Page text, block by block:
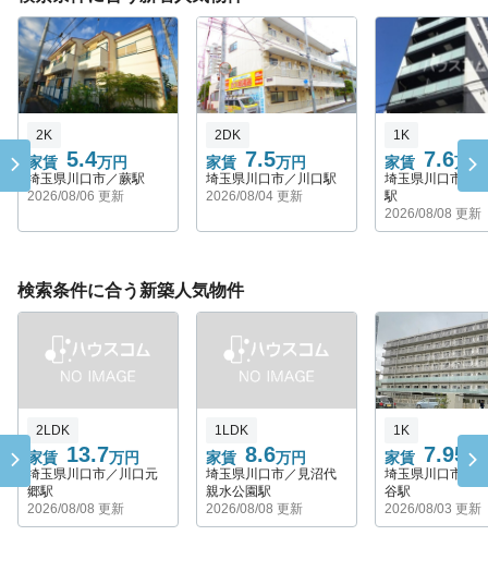
2K
家賃 5.4万円
埼玉県川口市／蕨駅
2026/08/06 更新
2DK
家賃 7.5万円
埼玉県川口市／川口駅
2026/08/04 更新
1K
家賃 7.6万円
埼玉県川口市／
駅
2026/08/08 更新
検索条件に合う新築人気物件
2LDK
家賃 13.7万円
埼玉県川口市／川口元
郷駅
2026/08/08 更新
1LDK
家賃 8.6万円
埼玉県川口市／見沼代
親水公園駅
2026/08/08 更新
1K
家賃 7.95 万
埼玉県川口市／
谷駅
2026/08/03 更新